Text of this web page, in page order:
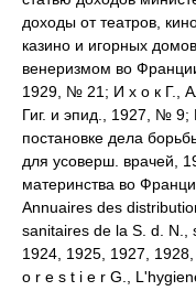
доходы от театров,
казино и игорных
венеризмом во
1929, № 21; И х о к Г.,
Гиг. и эпид., 1927, №
постановке дела
для усоверш. врачей,
материнства во
Annuaires des
sanitaires de la S. d. N.,
1924, 1925, 1927,
о r e s t i e r G.,